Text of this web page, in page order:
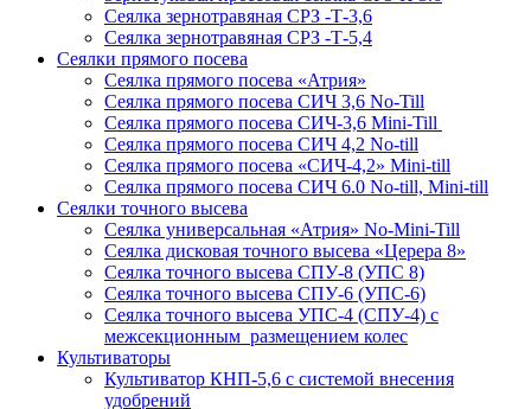
Сеялка зернотравяная СРЗ -Т-3,6
Сеялка зернотравяная СРЗ -Т-5,4
Сеялки прямого посева
Сеялка прямого посева «Атрия»
Сеялка прямого посева СИЧ 3,6 No-Till
Сеялка прямого посева СИЧ-3,6 Mini-Till
Сеялка прямого посева СИЧ 4,2 No-till
Сеялка прямого посева «СИЧ-4,2» Mini-till
Сеялка прямого посева СИЧ 6.0 No-till, Mini-till
Сеялки точного высева
Сеялка универсальная «Атрия» No-Mini-Till
Сеялка дисковая точного высева «Церера 8»
Сеялка точного высева СПУ-8 (УПС 8)
Сеялка точного высева СПУ-6 (УПС-6)
Сеялка точного высева УПС-4 (СПУ-4) с
межсекционным размещением колес
Культиваторы
Культиватор КНП-5,6 с системой внесения
удобрений